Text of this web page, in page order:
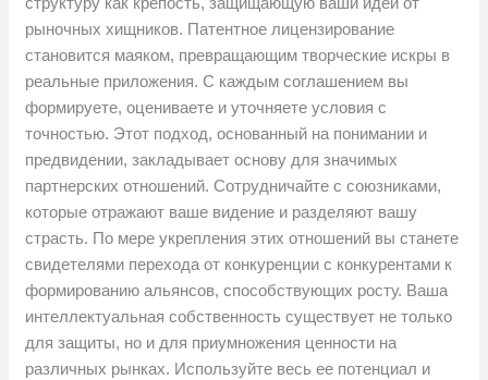
рыночных хищников. Патентное лицензирование
становится маяком, превращающим творческие искры в
реальные приложения. С каждым соглашением вы
формируете, оцениваете и уточняете условия с
точностью. Этот подход, основанный на понимании и
предвидении, закладывает основу для значимых
партнерских отношений. Сотрудничайте с союзниками,
которые отражают ваше видение и разделяют вашу
страсть. По мере укрепления этих отношений вы станете
свидетелями перехода от конкуренции с конкурентами к
формированию альянсов, способствующих росту. Ваша
интеллектуальная собственность существует не только
для защиты, но и для приумножения ценности на
различных рынках. Используйте весь ее потенциал и